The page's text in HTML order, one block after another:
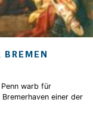
BREMEN
warb für
einer der